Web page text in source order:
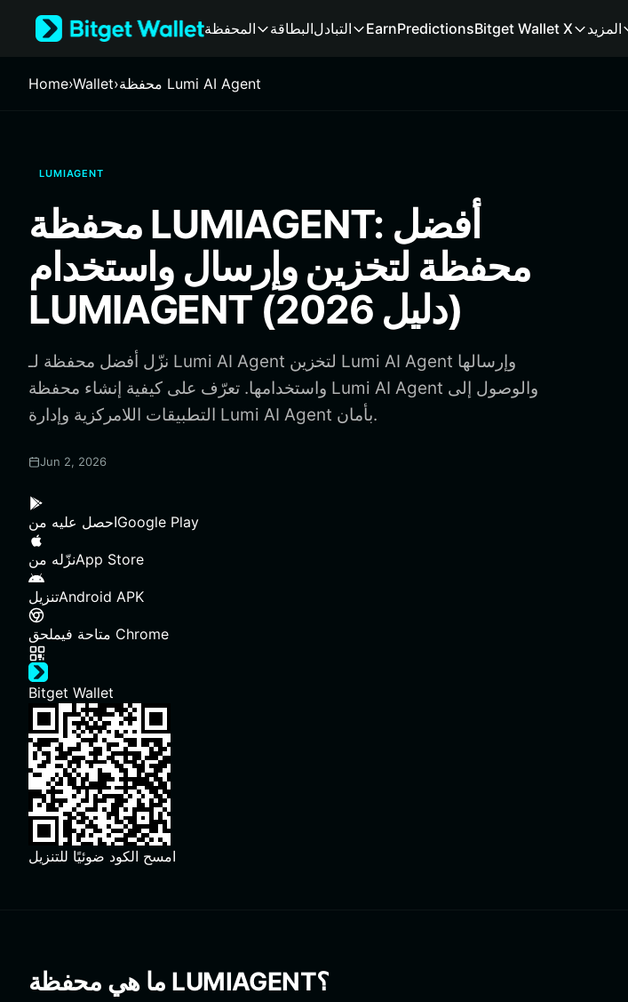
Русский
Español (Latinoamérica)
Deutsch
简体中文
繁體中文
Português (Portugal)
Bahasa Indonesia
ภาษาไทย
Español
Português (Brasil)
Español (Argentina)
المحفظة البطاقةالتبادل EarnPredictionsBitget Wallet X المزيد
Home›Wallet› محفظة Lumi AI Agent
LUMIAGENT
محفظة LUMIAGENT: أفضل
محفظة لتخزين وإرسال واستخدام
LUMIAGENT (دليل 2026)
نزّل أفضل محفظة لـ Lumi AI Agent لتخزين Lumi AI Agent وإرسالها
واستخدامها. تعرّف على كيفية إنشاء محفظة Lumi AI Agent والوصول إلى
التطبيقات اللامركزية وإدارة Lumi AI Agent بأمان.
Jun 2, 2026
احصل عليه منGoogle Play
نزّله منApp Store
تنزيلAndroid APK
متاحة في ملحق Chrome
Bitget Wallet
امسح الكود ضوئيًا للتنزيل
ما هي محفظة LUMIAGENT؟